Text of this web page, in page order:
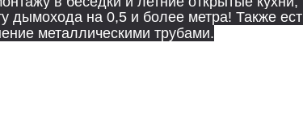
дымохода на 0,5 и более метра! Также
металлическими трубами.